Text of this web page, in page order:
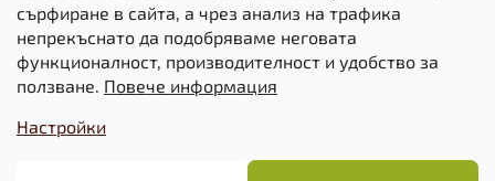
сърфиране в сайта, а чрез анализ на трафика
непрекъснато да подобряваме неговата
функционалност, производителност и удобство за
ползване. Повече информация
Настройки
Търговски
бисквитките
поверителност
Авторско право 2026Fitmin.bg. Всички права запазени.
на настройките за бисквитките